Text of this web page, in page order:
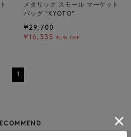
メタリック スモール マーケット
バッグ "KYOTO"
¥29,700
¥16,335 45% OFF
1